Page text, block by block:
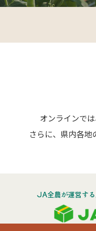
オンラインで
さらに、県内各
JA全農が運営す